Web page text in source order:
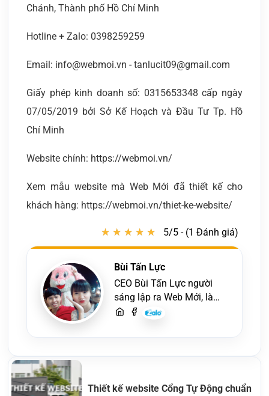
Chánh, Thành phố Hồ Chí Minh
Hotline + Zalo: 0398259259
Email: info@webmoi.vn - tanlucit09@gmail.com
Giấy phép kinh doanh số: 0315653348 cấp ngày
07/05/2019 bởi Sở Kế Hoạch và Đầu Tư Tp. Hồ
Chí Minh
Website chính: https://webmoi.vn/
Xem mẫu website mà Web Mới đã thiết kế cho
khách hàng: https://webmoi.vn/thiet-ke-website/
★ ★ ★ ★ ★
★ ★ ★ ★ ★ 5/5 - (1 Đánh giá)
Bùi Tấn Lực
CEO Bùi Tấn Lực người
sáng lập ra Web Mới, là
một lập trình viên, người
Thiết kế website Cổng Tự Động chuẩn